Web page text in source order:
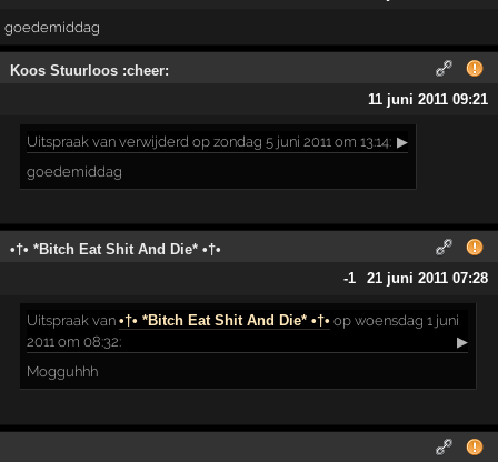
goedemiddag
Koos Stuurloos :cheer:
11 juni 2011 09:21
Uitspraak van verwijderd op zondag 5 juni 2011 om 13:14: ▶
goedemiddag
•†• *Bitch Eat Shit And Die* •†•
-1
21 juni 2011 07:28
Uitspraak van•†• *Bitch Eat Shit And Die* •†• op woensdag 1 juni
2011 om 08:32:
▶
Mogguhhh